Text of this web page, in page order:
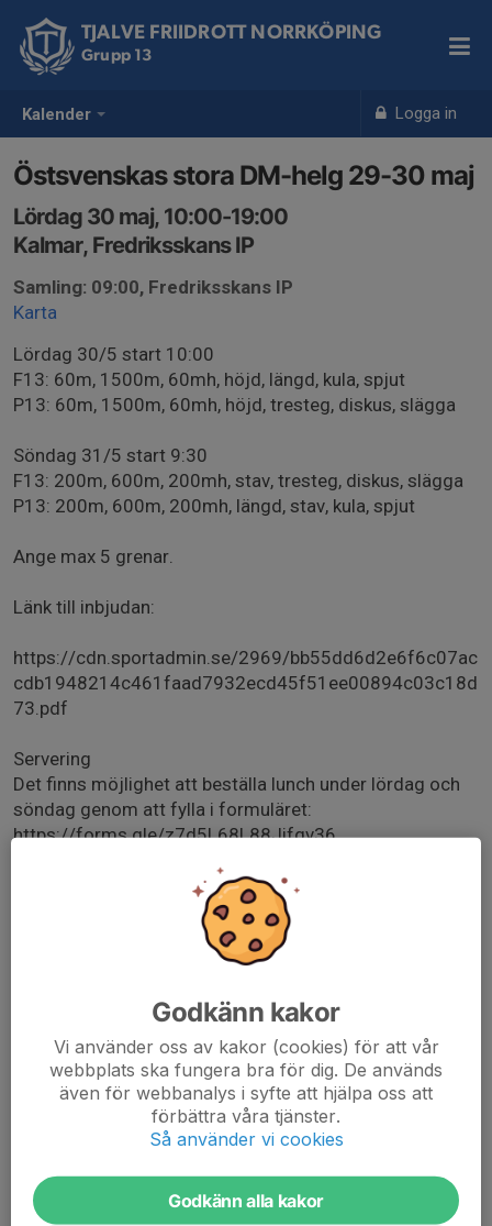
Kalender Logga in
TJALVE FRIIDROTT NORRKÖPING
Grupp 13
Östsvenskas stora DM-helg 29-30 maj
Lördag 30 maj, 10:00-19:00
Kalmar, Fredriksskans IP
Samling: 09:00, Fredriksskans IP
Karta
Lördag 30/5 start 10:00
F13: 60m, 1500m, 60mh, höjd, längd, kula, spjut
P13: 60m, 1500m, 60mh, höjd, tresteg, diskus, slägga
Söndag 31/5 start 9:30
F13: 200m, 600m, 200mh, stav, tresteg, diskus, slägga
P13: 200m, 600m, 200mh, längd, stav, kula, spjut
Ange max 5 grenar.
Länk till inbjudan:
https://cdn.sportadmin.se/2969/bb55dd6d2e6f6c07ac
cdb1948214c461faad7932ecd45f51ee00894c03c18d
73.pdf
Servering
Det finns möjlighet att beställa lunch under lördag och
söndag genom att fylla i formuläret:
https://forms.gle/z7d5L68L88Jifqv36
De har även kiosk med korv och varma mackor, samt
Rappegatan 1, 392 30 Kalmar, www.hotellsvanen.se
Ange rabattkoden: Friidrotts-DM
Vandrarhemsboende med våningssängar i 4-6
Pris: 315 kr/person och natt.
Lakan och handdukar tar man med själv eller hyr för 145
kr/person.
Godkänn kakor
Vi använder oss av kakor (cookies) för att vår
webbplats ska fungera bra för dig. De används
även för webbanalys i syfte att hjälpa oss att
förbättra våra tjänster.
Så använder vi cookies
Godkänn alla kakor